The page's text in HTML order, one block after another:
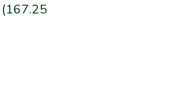
(167.25